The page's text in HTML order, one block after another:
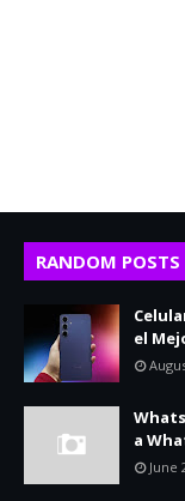
RANDOM POSTS
el
a
June